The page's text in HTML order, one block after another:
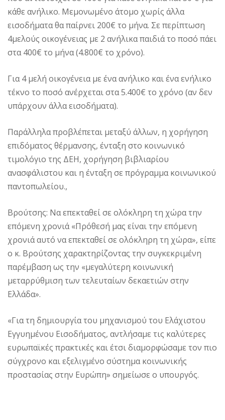
κάθε ανήλικο. Μεμονωμένο άτομο χωρίς άλλα
εισοδήματα θα παίρνει 200€ το μήνα. Σε περίπτωση
4μελούς οικογένειας με 2 ανήλικα παιδιά το ποσό πάει
στα 400€ το μήνα (4.800€ το χρόνο).
Για 4 μελή οικογένεια με ένα ανήλικο και ένα ενήλικο
τέκνο το ποσό ανέρχεται στα 5.400€ το χρόνο (αν δεν
υπάρχουν άλλα εισοδήματα).
Παράλληλα προβλέπεται μεταξύ άλλων, η χορήγηση
επιδόματος θέρμανσης, ένταξη στο κοινωνικό
τιμολόγιο της ΔΕΗ, χορήγηση βιβλιαρίου
ανασφάλιστου και η ένταξη σε πρόγραμμα κοινωνικού
παντοπωλείου.,
Βρούτσης: Να επεκταθεί σε ολόκληρη τη χώρα την
επόμενη χρονιά «Πρόθεσή μας είναι την επόμενη
χρονιά αυτό να επεκταθεί σε ολόκληρη τη χώρα», είπε
ο κ. Βρούτσης χαρακτηρίζοντας την συγκεκριμένη
παρέμβαση ως την «μεγαλύτερη κοινωνική
μεταρρύθμιση των τελευταίων δεκαετιών στην
Ελλάδα».
«Για τη δημιουργία του μηχανισμού του Ελάχιστου
Εγγυημένου Εισοδήματος, αντλήσαμε τις καλύτερες
ευρωπαϊκές πρακτικές και έτσι διαμορφώσαμε τον πιο
σύγχρονο και εξελιγμένο σύστημα κοινωνικής
προστασίας στην Ευρώπη» σημείωσε ο υπουργός.